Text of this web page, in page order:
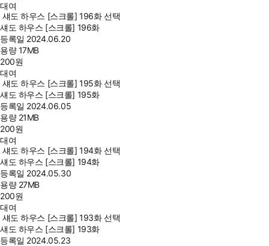
대여
섀도 하우스 [스크롤] 196화 선택
섀도 하우스 [스크롤] 196화
등록일 2024.06.20
용량17MB
200원
대여
섀도 하우스 [스크롤] 195화 선택
섀도 하우스 [스크롤] 195화
등록일 2024.06.05
용량 21MB
200원
대여
섀도 하우스 [스크롤] 194화 선택
섀도 하우스 [스크롤] 194화
등록일 2024.05.30
용량 27MB
200원
대여
섀도 하우스 [스크롤] 193화 선택
섀도 하우스 [스크롤] 193화
등록일 2024.05.23